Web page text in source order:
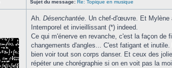
Sujet du message: Re: Topique en musique
Ah. Désenchantée. Un chef-d'œuvre. Et Mylène
Intemporel et invieillissant (*) indeed.
Ce qui m'énerve en revanche, c'est la façon de
changements d'angles... C'est fatigant et
bien voir tout son corps danser. Et ceux des
répéter une chorégraphie si on en voit pas la